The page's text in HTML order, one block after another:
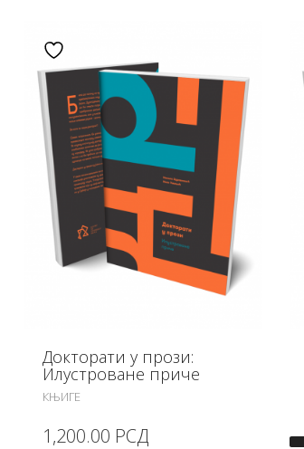
Докторати у прози:
Илустроване приче
КЊИГЕ
1,200.00 РСД